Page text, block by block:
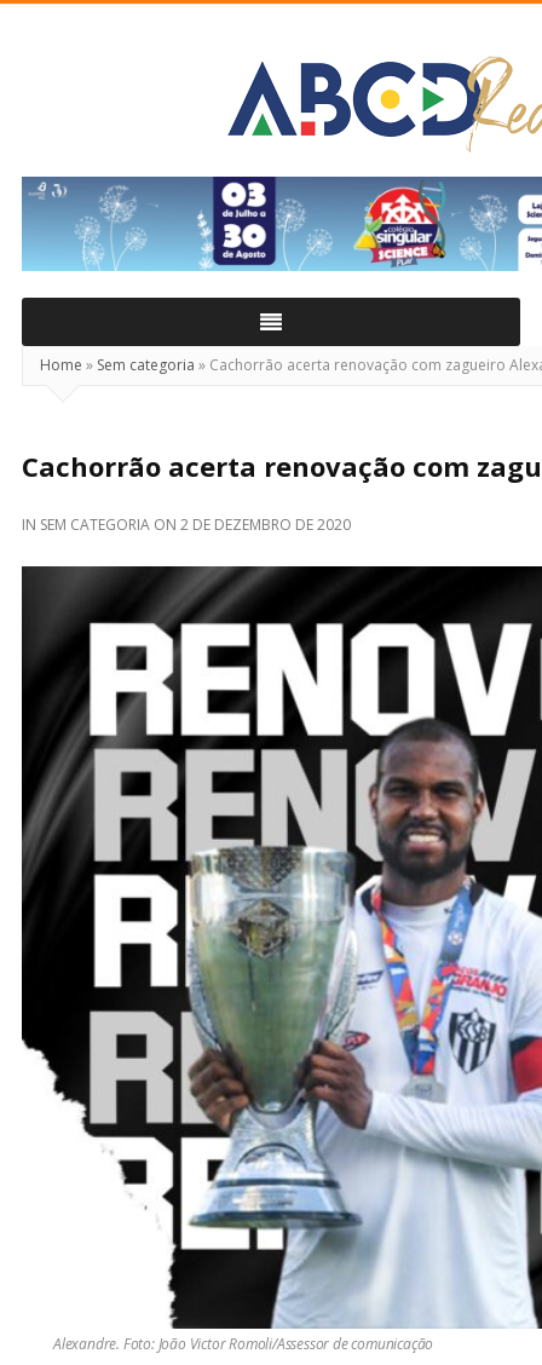
Real
Home » Sem categoria » Cachorrão acerta renovação com zagueiro
Cachorrão acerta renovação com
IN SEM CATEGORIA ON 2 DE DEZEMBRO DE 2020
Alexandre. Foto: João Victor Romoli/Assessor de comunicação